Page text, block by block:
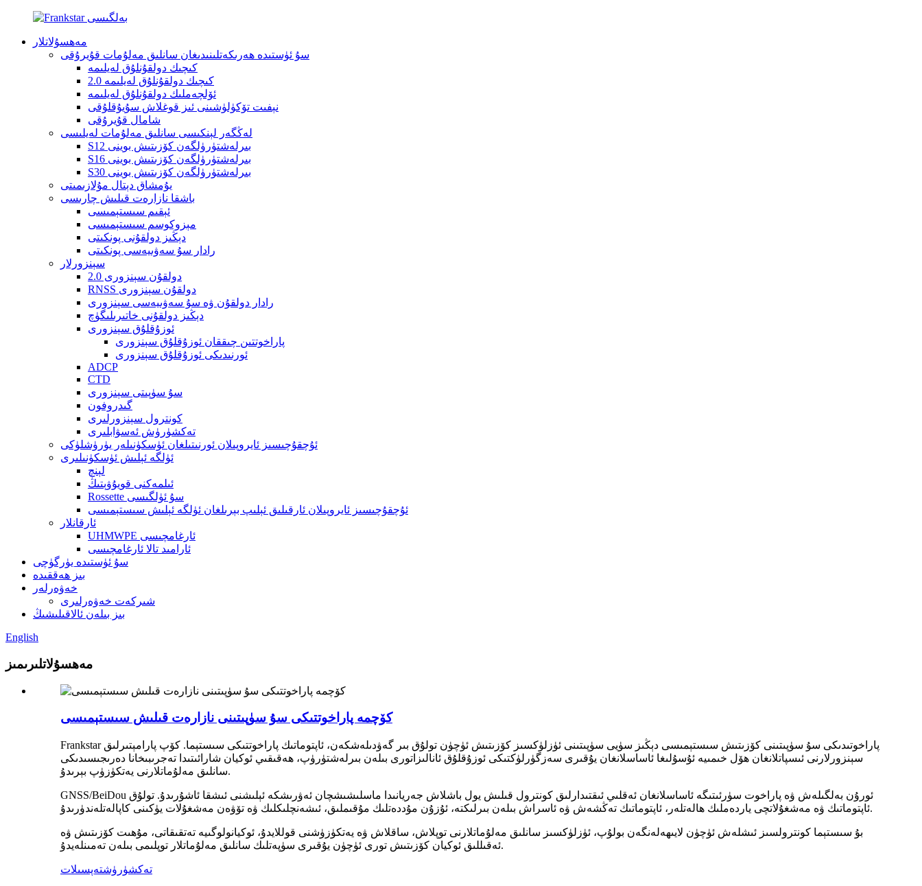
مەھسۇلاتلار
سۇ ئۈستىدە ھەرىكەتلىنىدىغان سانلىق مەلۇمات قۇيرۇقى
كىچىك دولقۇنلۇق لەيلىمە
كىچىك دولقۇنلۇق لەيلىمە 2.0
ئۆلچەملىك دولقۇنلۇق لەيلىمە
نېفىت تۆكۈلۈشىنى ئىز قوغلاش سۇيۇقلۇقى
شامال قۇيرۇقى
لەڭگەر لېنكىسى سانلىق مەلۇمات لەيلىسى
S12 بىرلەشتۈرۈلگەن كۆزىتىش بوينى
S16 بىرلەشتۈرۈلگەن كۆزىتىش بوينى
S30 بىرلەشتۈرۈلگەن كۆزىتىش بوينى
يۇمشاق دېتال مۇلازىمىتى
باشقا نازارەت قىلىش چارىسى
ئېقىم سىستېمىسى
مېزوكوسم سىستېمىسى
دېڭىز دولقۇنى پونكىتى
رادار سۇ سەۋىيەسى پونكىتى
سېنزورلار
دولقۇن سېنزورى 2.0
RNSS دولقۇن سېنزورى
رادار دولقۇن ۋە سۇ سەۋىيەسى سېنزورى
دېڭىز دولقۇنى خاتىرىلىگۈچ
ئوزۇقلۇق سېنزورى
پاراخوتتىن چىققان ئوزۇقلۇق سېنزورى
ئورنىدىكى ئوزۇقلۇق سېنزورى
ADCP
CTD
سۇ سۈپىتى سېنزورى
گىدروفون
كونترول سېنزورلىرى
تەكشۈرۈش ئەسۋابلىرى
ئۇچقۇچىسىز ئايروپىلان ئورنىتىلغان ئۈسكۈنىلەر يۈرۈشلۈكى
ئۈلگە ئېلىش ئۈسكۈنىلىرى
لېنچ
ئىلمەكنى قويۇۋېتىڭ
Rossette سۇ ئۈلگىسى
ئۇچقۇچىسىز ئايروپىلان ئارقىلىق ئېلىپ بېرىلغان ئۈلگە ئېلىش سىستېمىسى
ئارقانلار
UHMWPE ئارغامچىسى
ئارامىد تالا ئارغامچىسى
سۇ ئۈستىدە يۈرگۈچى
بىز ھەققىدە
خەۋەرلەر
شىركەت خەۋەرلىرى
بىز بىلەن ئالاقىلىشىڭ
English
مەھسۇلاتلىرىمىز
كۆچمە پاراخوتتىكى سۇ سۈپىتىنى نازارەت قىلىش سىستېمىسى
Frankstar پاراخوتىدىكى سۇ سۈپىتىنى كۆزىتىش سىستېمىسى دېڭىز سۈيى سۈپىتىنى ئۈزلۈكسىز كۆزىتىش ئۈچۈن تولۇق بىر گەۋدىلەشكەن، ئاپتوماتىك پاراخوتتىكى سىستېما. كۆپ پارامېتىرلىق
سېنزورلارنى ئىسپاتلانغان ھۆل خىمىيە ئۇسۇلىغا ئاساسلانغان يۇقىرى سەزگۈرلۈكتىكى ئوزۇقلۇق ئانالىزاتورى بىلەن بىرلەشتۈرۈپ، ھەقىقىي ئوكيان شارائىتىدا تەجرىبىخانا دەرىجىسىدىكى
سانلىق مەلۇماتلارنى يەتكۈزۈپ بېرىدۇ.
GNSS/BeiDou ئورۇن بەلگىلەش ۋە پاراخوت سۈرئىتىگە ئاساسلانغان ئەقلىي ئىقتىدارلىق كونترول قىلىش يول باشلاش جەريانىدا ماسلىشىشچان ئەۋرىشكە ئېلىشنى ئىشقا ئاشۇرىدۇ. تولۇق
ئاپتوماتىك ۋە مەشغۇلاتچى ياردەملىك ھالەتلەر، ئاپتوماتىك تەڭشەش ۋە ئاسراش بىلەن بىرلىكتە، ئۇزۇن مۇددەتلىك مۇقىملىق، ئىشەنچلىكلىك ۋە تۆۋەن مەشغۇلات يۈكىنى كاپالەتلەندۈرىدۇ.
بۇ سىستېما كونترولسىز ئىشلەش ئۈچۈن لايىھەلەنگەن بولۇپ، ئۈزلۈكسىز سانلىق مەلۇماتلارنى توپلاش، ساقلاش ۋە يەتكۈزۈشنى قوللايدۇ، ئوكيانولوگىيە تەتقىقاتى، مۇھىت كۆزىتىش ۋە
ئەقىللىق ئوكيان كۆزىتىش تورى ئۈچۈن يۇقىرى سۈپەتلىك سانلىق مەلۇماتلار توپلىمى بىلەن تەمىنلەيدۇ.
تەكشۈرۈشتەپسىلات